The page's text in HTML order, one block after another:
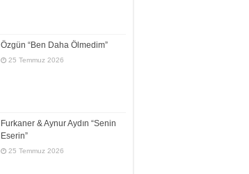
Özgün “Ben Daha Ölmedim”
25 Temmuz 2026
Furkaner & Aynur Aydın “Senin
Eserin”
25 Temmuz 2026